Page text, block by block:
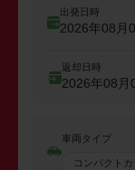
出発日時
2026年08月
返却日時
2026年08月
車両タイプ
コンパクトカ